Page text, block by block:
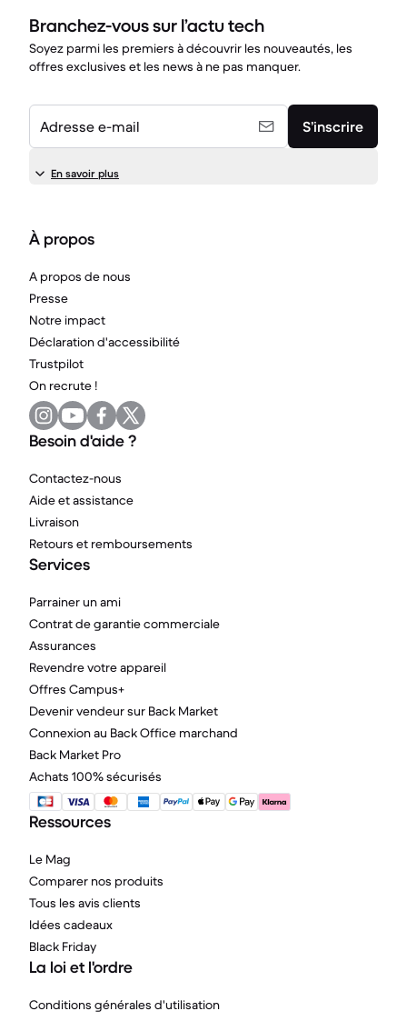
Branchez-vous sur l’actu tech
Soyez parmi les premiers à découvrir les nouveautés, les
offres exclusives et les news à ne pas manquer.
Adresse e-mail S’inscrire
En savoir plus
À propos
A propos de nous
Presse
Notre impact
Déclaration d'accessibilité
Trustpilot
On recrute !
Besoin d'aide ?
Contactez-nous
Aide et assistance
Livraison
Retours et remboursements
Services
Parrainer un ami
Contrat de garantie commerciale
Assurances
Revendre votre appareil
Offres Campus+
Devenir vendeur sur Back Market
Connexion au Back Office marchand
Back Market Pro
Achats 100% sécurisés
Ressources
Le Mag
Comparer nos produits
Tous les avis clients
Idées cadeaux
Black Friday
La loi et l'ordre
Conditions générales d'utilisation